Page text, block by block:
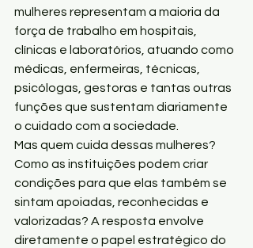
mulheres representam a maioria da
força de trabalho em hospitais,
clínicas e laboratórios, atuando como
médicas, enfermeiras, técnicas,
psicólogas, gestoras e tantas outras
funções que sustentam diariamente
o cuidado com a sociedade.
Mas quem cuida dessas mulheres?
Como as instituições podem criar
condições para que elas também se
sintam apoiadas, reconhecidas e
valorizadas? A resposta envolve
diretamente o papel estratégico do